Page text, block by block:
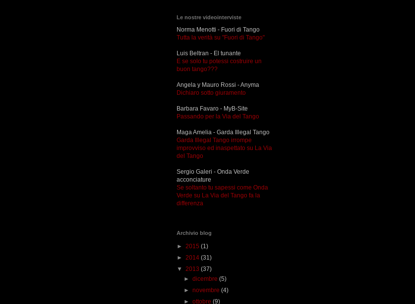
Le nostre videointerviste
Norma Menotti - Fuori di Tango
Tutta la verità su "Fuori di Tango"
Luis Beltran - El tunante
E se solo tu potessi costruire un
buon tango???
Angela y Mauro Rossi - Anyma
Dichiaro sotto giuramento
Barbara Favaro - MyB-Site
Passando per la Via del Tango
Maga Amelia - Garda Illegal Tango
Garda Illegal Tango irrompe
improvviso ed inaspettato su La Via
del Tango
Sergio Galeri - Onda Verde
acconciature
Se soltanto tu sapessi come Onda
Verde su La Via del Tango fa la
differenza
Archivio blog
► 2015 (1)
► 2014 (31)
▼ 2013 (37)
►dicembre(5)
►novembre(4)
►ottobre(9)